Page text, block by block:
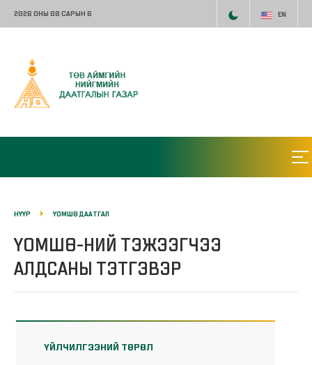
2026 ОНЫ 08 САРЫН 6 EN
НҮҮР ҮОМШӨ ДААТГАЛ
ҮОМШӨ-НИЙ ТЭЖЭЭГЧЭЭ
АЛДСАНЫ ТЭТГЭВЭР
ҮЙЛЧИЛГЭЭНИЙ ТӨРӨЛ